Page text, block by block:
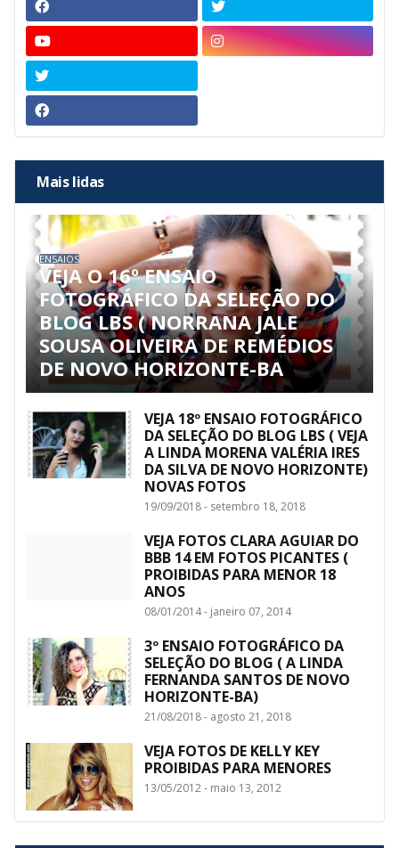
Mais lidas
ENSAIOS
VEJA O 16º ENSAIO
FOTOGRÁFICO DA SELEÇÃO DO
BLOG LBS ( NORRANA JALE
SOUSA OLIVEIRA DE REMÉDIOS
DE NOVO HORIZONTE-BA
VEJA 18º ENSAIO FOTOGRÁFICO
DA SELEÇÃO DO BLOG LBS ( VEJA
A LINDA MORENA VALÉRIA IRES
DA SILVA DE NOVO HORIZONTE)
NOVAS FOTOS
19/09/2018 - setembro 18, 2018
VEJA FOTOS CLARA AGUIAR DO
BBB 14 EM FOTOS PICANTES (
PROIBIDAS PARA MENOR 18
ANOS
08/01/2014 - janeiro 07, 2014
3º ENSAIO FOTOGRÁFICO DA
SELEÇÃO DO BLOG ( A LINDA
FERNANDA SANTOS DE NOVO
HORIZONTE-BA)
21/08/2018 - agosto 21, 2018
VEJA FOTOS DE KELLY KEY
PROIBIDAS PARA MENORES
13/05/2012 - maio 13, 2012